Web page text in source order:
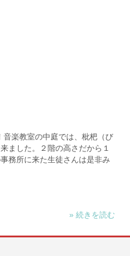
音楽教室の中庭では、枇杷（び
ました。２階の高さだから１
務所に来た生徒さんは是非み
» 続きを読む